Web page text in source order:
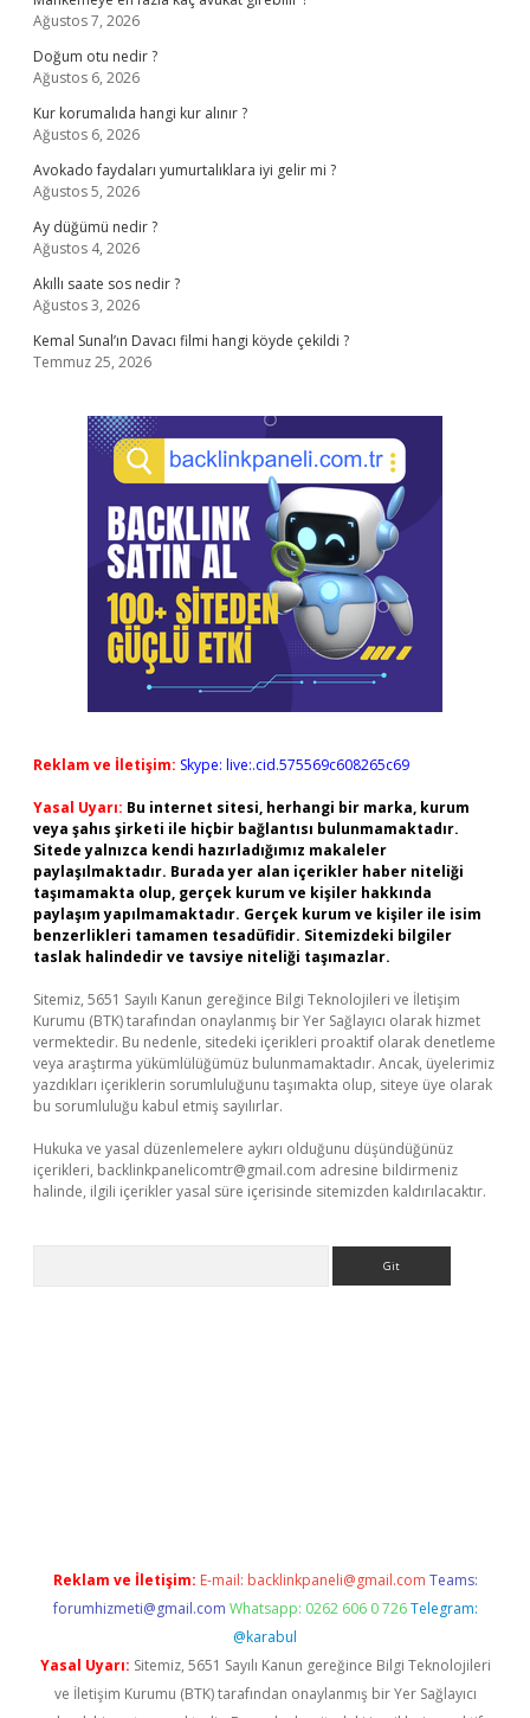
Ağustos 7, 2026
Doğum otu nedir ?
Ağustos 6, 2026
Kur korumalıda hangi kur alınır ?
Ağustos 6, 2026
Avokado faydaları yumurtalıklara iyi gelir mi ?
Ağustos 5, 2026
Ay düğümü nedir ?
Ağustos 4, 2026
Akıllı saate sos nedir ?
Ağustos 3, 2026
Kemal Sunal’ın Davacı filmi hangi köyde çekildi ?
Temmuz 25, 2026
Reklam ve İletişim: Skype: live:.cid.575569c608265c69
Yasal Uyarı: Bu internet sitesi, herhangi bir marka, kurum
veya şahıs şirketi ile hiçbir bağlantısı bulunmamaktadır.
Sitede yalnızca kendi hazırladığımız makaleler
paylaşılmaktadır. Burada yer alan içerikler haber niteliği
taşımamakta olup, gerçek kurum ve kişiler hakkında
paylaşım yapılmamaktadır. Gerçek kurum ve kişiler ile isim
benzerlikleri tamamen tesadüfidir. Sitemizdeki bilgiler
taslak halindedir ve tavsiye niteliği taşımazlar.
Sitemiz, 5651 Sayılı Kanun gereğince Bilgi Teknolojileri ve İletişim
Kurumu (BTK) tarafından onaylanmış bir Yer Sağlayıcı olarak hizmet
vermektedir. Bu nedenle, sitedeki içerikleri proaktif olarak denetleme
veya araştırma yükümlülüğümüz bulunmamaktadır. Ancak, üyelerimiz
yazdıkları içeriklerin sorumluluğunu taşımakta olup, siteye üye olarak
bu sorumluluğu kabul etmiş sayılırlar.
Hukuka ve yasal düzenlemelere aykırı olduğunu düşündüğünüz
içerikleri, backlinkpanelicomtr@gmail.com adresine bildirmeniz
halinde, ilgili içerikler yasal süre içerisinde sitemizden kaldırılacaktır.
Reklam ve İletişim: E-mail: backlinkpaneli@gmail.com Teams:
forumhizmeti@gmail.com Whatsapp: 0262 606 0 726 Telegram:
@karabul
Yasal Uyarı: Sitemiz, 5651 Sayılı Kanun gereğince Bilgi Teknolojileri
ve İletişim Kurumu (BTK) tarafından onaylanmış bir Yer Sağlayıcı